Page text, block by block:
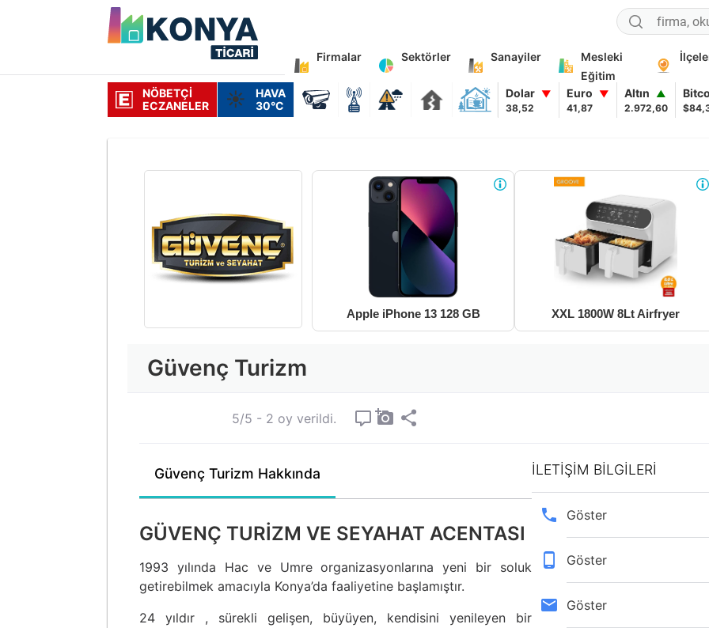
Firmalar Sektörler Sanayiler
Mesleki
Eğitim
NÖBETÇI
ECZANELER
☀️
HAVA
30°C
Dolar ▼
38,52
Euro ▼
41,87
Altın
▲
2.972,60
Apple iPhone 13 128 GB XXL 1800W 8Lt Airfryer
Güvenç Turizm
5/5 - 2 oy verildi.
Güvenç Turizm Hakkında
GÜVENÇ TURİZM VE SEYAHAT ACENTASI
1993 yılında Hac ve Umre organizasyonlarına yeni bir soluk
getirebilmek amacıyla Konya’da faaliyetine başlamıştır.
24 yıldır , sürekli gelişen, büyüyen, kendisini yenileyen bir
İLETİŞİM BİLGİLERİ
Göster
Göster
Göster